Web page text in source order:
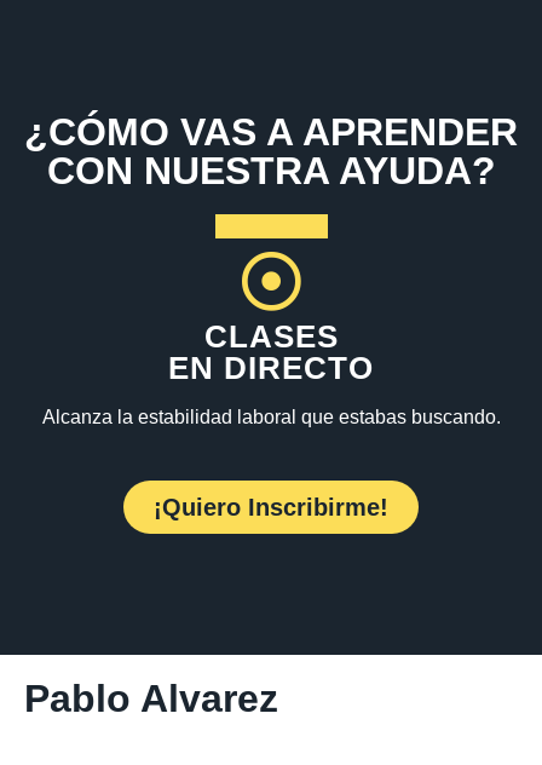
¿CÓMO VAS A APRENDER
CON NUESTRA AYUDA?
CLASES
EN DIRECTO
Alcanza la estabilidad laboral que estabas buscando.
¡Quiero Inscribirme!
Pablo Alvarez